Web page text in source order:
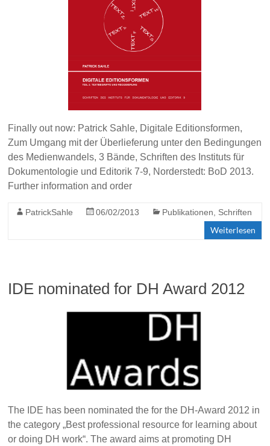
Finally out now: Patrick Sahle, Digitale Editionsformen,
Zum Umgang mit der Überlieferung unter den Bedingungen
des Medienwandels, 3 Bände, Schriften des Instituts für
Dokumentologie und Editorik 7-9, Norderstedt: BoD 2013.
Further information and order
PatrickSahle 06/02/2013 Publikationen, Schriften
Weiterlesen
IDE nominated for DH Award 2012
The IDE has been nominated the for the DH-Award 2012 in
the category „Best professional resource for learning about
or doing DH work“. The award aims at promoting DH